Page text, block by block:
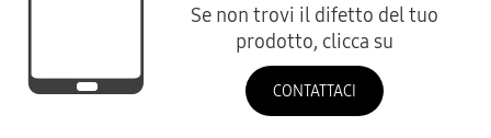
Se non trovi il difetto del tuo
prodotto, clicca su
CONTATTACI